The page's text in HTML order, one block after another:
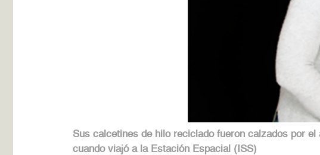
Sus calcetines de hilo reciclado fueron calzados por
cuando viajó a la Estación Espacial (ISS)